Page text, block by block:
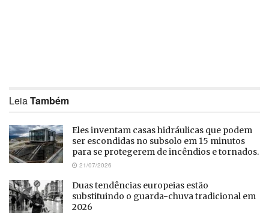
LeiaTambém
Eles inventam casas hidráulicas que podem
ser escondidas no subsolo em 15 minutos
para se protegerem de incêndios e tornados.
21/07/2026
Duas tendências europeias estão
substituindo o guarda-chuva tradicional em
2026